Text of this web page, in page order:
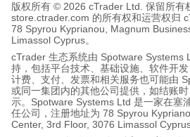
版权所有 © 2026 cTrader Ltd. 保留所有
store.ctrader.com 的所有权和运营权归
78 Spyrou Kyprianou, Magnum
Limassol Cyprus。
cTrader 生态系统由 Spotware Systems
持，包括平台技术、基础设施、软件开
计费、支付、发票和相关服务也可能由
或同一集团内的其他公司提供，如结账
示。Spotware Systems Ltd 是一家在塞
任公司，注册地址为 78 Spyrou
Center, 3rd Floor, 3076 Limassol